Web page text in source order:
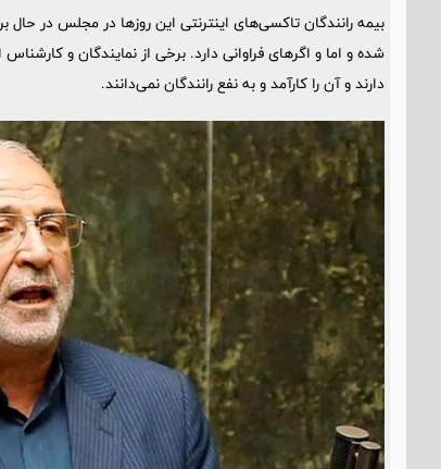
بیمه رانندگان تاکسی‌های اینترنتی این روزها در مجلس در
شده و اما و اگرهای فراوانی دارد. برخی از نمایندگان و
دارند و آن را کارآمد و به نفع رانندگان نمی‌دانند.